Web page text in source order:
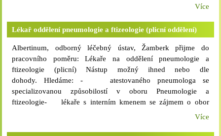
vzdělávacích akcích v našem zařízení- příjemný kolektiv,
možnost seberealizace a osobního rozvoje Bližší informace:na
tel. č. 465 677 941, 723 902 541, svou nabídku s kopiemi
požadovaných dokladů o získané kvalifikaci, životopisem a
přehledem o průběhu předchozí praxe zašlete poštou na adresu
Albertinum, odborný léčebný ústav, Žamberk, Za kopečkem
353, 564 01 Žamberk příp. e-mailem na
adresu albertinum@albertinum-olu.cz.
Více
Lékař oddělení pneumologie a ftizeologie (plicní oddělení)
Albertinum, odborný léčebný ústav, Žamberk přijme do
pracovního poměru: Lékaře na oddělení pneumologie a
ftizeologie (plicní) Nástup možný ihned nebo dle
dohody. Hledáme: - atestovaného pneumologa se
specializovanou způsobilostí v oboru Pneumologie a
ftizeologie- lékaře s interním kmenem se zájmem o obor
Pneumologie a ftizeologie- lékaře
Více